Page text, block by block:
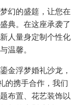
幻的盛筵，让您在
典。在这座承袭了
人量身定制个性化
温馨。
金浮梦婚礼沙龙，
的携手合作，我们
布置、花艺装饰以